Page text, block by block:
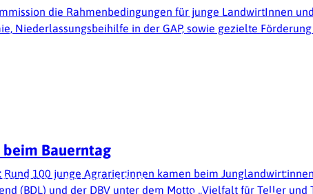
Frauen in der Landwirtschaft
die Rahmenbedingungen für junge LandwirtInnen
Niederlassungsbeihilfe in der GAP, sowie gezielte
Bauerntag
100 junge Agrarier:innen kamen beim
(BDL) und der DBV unter dem Motto „Vielfalt für Teller und